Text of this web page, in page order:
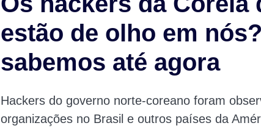
estão de olho em
sabemos até agora
Hackers do governo norte-coreano foram
organizações no Brasil e outros países da